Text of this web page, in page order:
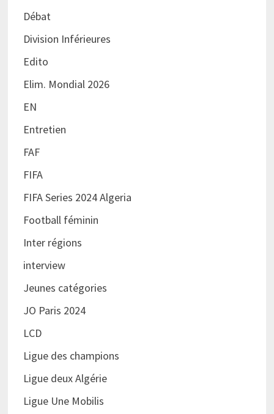
Débat
Division Inférieures
Edito
Elim. Mondial 2026
EN
Entretien
FAF
FIFA
FIFA Series 2024 Algeria
Football féminin
Inter régions
interview
Jeunes catégories
JO Paris 2024
LCD
Ligue des champions
Ligue deux Algérie
Ligue Une Mobilis